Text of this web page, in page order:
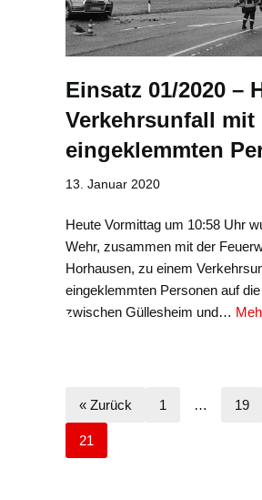
Einsatz 01/2020 –
Verkehrsunfall mit
eingeklemmten
13. Januar 2020
Heute Vormittag um 10:58 Uhr
Wehr, zusammen mit der
Horhausen, zu einem
eingeklemmten Personen auf
zwischen Güllesheim und…
« Zurück 1 … 19
21